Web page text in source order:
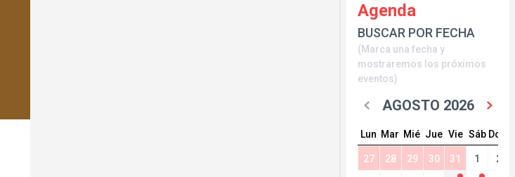
Agenda
BUSCAR POR FECHA
(Marca una fecha y
mostraremos los próximos
eventos)
AGOSTO 2026
Lun Mar Mié Jue Vie Sáb Dom
27 28 29 30 31 1 2